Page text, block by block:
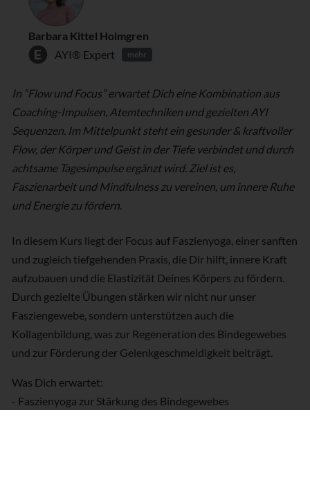
Barbara Kittel Holmgren
AYI® Expert
mehr
In “Flow und Focus” erwartet Dich eine Kombination aus
Coaching-Impulsen, Atemtechniken und gezielten AYI
Sequenzen. Im Mittelpunkt steht ein gesunder & kraftvoller
Flow, der Körper und Geist in der Tiefe verbindet und durch
achtsame Tagesimpulse ergänzt wird. Ziel ist es,
Faszienarbeit und Mindfulness zu vereinen, um innere Ruhe
und Energie zu fördern.
In diesem Kurs liegt der Focus auf Faszienyoga, einer sanften
und zugleich tiefgehenden Praxis, die Dir hilft, innere Kraft
aufzubauen und die Elastizität Deines Körpers zu fördern.
Durch gezielte Übungen stärken wir nicht nur unser
Fasziengewebe, sondern unterstützen auch die
Kollagenbildung, was zur Regeneration des Bindegewebes
und zur Förderung der Gelenkgeschmeidigkeit beiträgt.
Was Dich erwartet:
- Faszienyoga zur Stärkung des Bindegewebes